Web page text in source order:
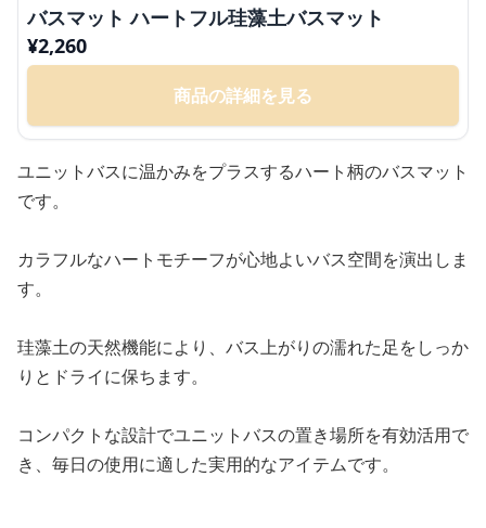
バスマット ハートフル珪藻土バスマット
¥2,260
商品の詳細を見る
ユニットバスに温かみをプラスするハート柄のバスマット
です。
カラフルなハートモチーフが心地よいバス空間を演出しま
す。
珪藻土の天然機能により、バス上がりの濡れた足をしっか
りとドライに保ちます。
コンパクトな設計でユニットバスの置き場所を有効活用で
き、毎日の使用に適した実用的なアイテムです。